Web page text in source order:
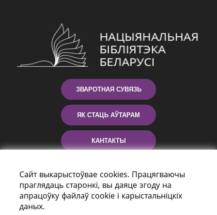
ЗВАРОТНАЯ СУВЯЗЬ
ЯК СТАЦЬ АЎТАРАМ
КАНТАКТЫ
Сайт выкарыстоўвае cookies. Працягваючы
праглядаць старонкі, вы даяце згоду на
апрацоўку файлаў cookie і карыстальніцкіх
даных.